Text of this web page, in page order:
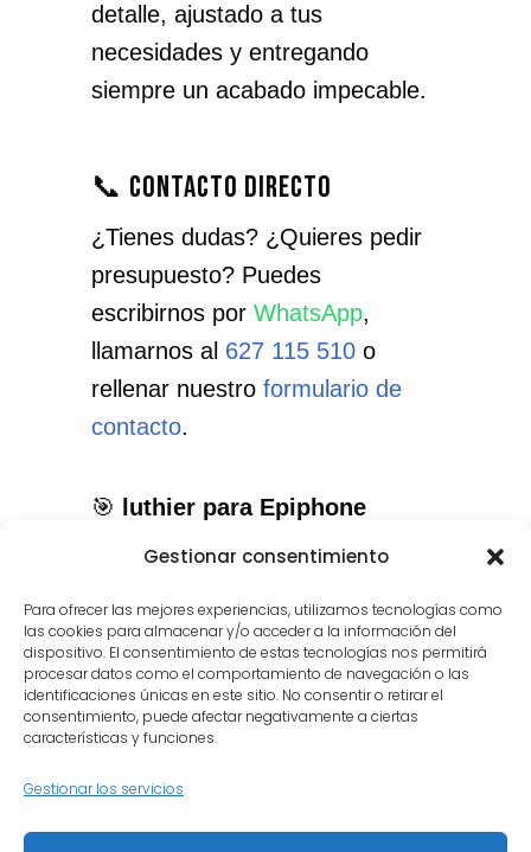
Gestionar consentimiento
Para ofrecer las mejores experiencias, utilizamos tecnologías como
las cookies para almacenar y/o acceder a la información del
dispositivo. El consentimiento de estas tecnologías nos permitirá
procesar datos como el comportamiento de navegación o las
identificaciones únicas en este sitio. No consentir o retirar el
consentimiento, puede afectar negativamente a ciertas
características y funciones.
Gestionar los servicios
detalle, ajustado a tus
necesidades y entregando
siempre un acabado impecable.
📞 Contacto directo
¿Tienes dudas? ¿Quieres pedir
presupuesto? Puedes
escribirnos por WhatsApp,
llamarnos al 627 115 510o
rellenar nuestro formulario de
contacto.
🎯
luthier para Epiphone
acústica en Brunete: el servicio
que merece tu instrumento.
Inicio Quiénes somos